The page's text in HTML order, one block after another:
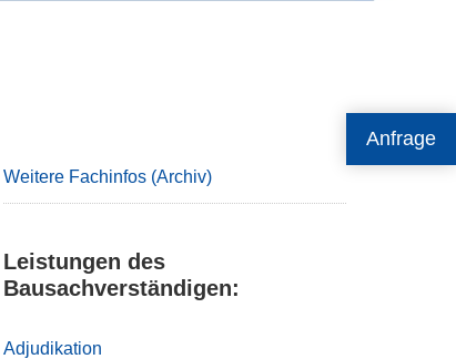
Anfrage
Weitere Fachinfos (Archiv)
Leistungen des
Bausachverständigen:
Adjudikation